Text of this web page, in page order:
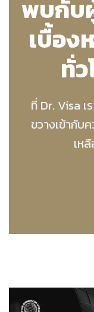
พบกับ
เบื้อง
ทั่
ที่ Dr. Visa
ขวางเข้ากับ
เห